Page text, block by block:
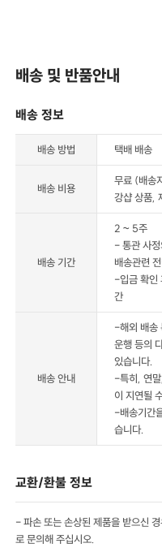
배송 및 반품안내
배송 정보
배송 방법 택배 배송
배송 비용
무료 (배송
강샵 상품,
배송 기간
2 ~ 5주
- 통관 사정
배송관련
-입금 확인
간
배송 안내
-해외 배송
운행 등의
있습니다.
-특히, 연
이 지연될
-배송기간
습니다.
교환/환불 정보
- 파손 또는 손상된 제품을 받으신
로 문의해 주십시오.